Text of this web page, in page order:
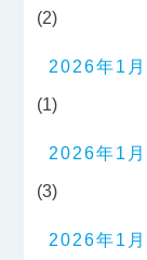
(2)
2026年1月
(1)
2026年1月
(3)
2026年1月